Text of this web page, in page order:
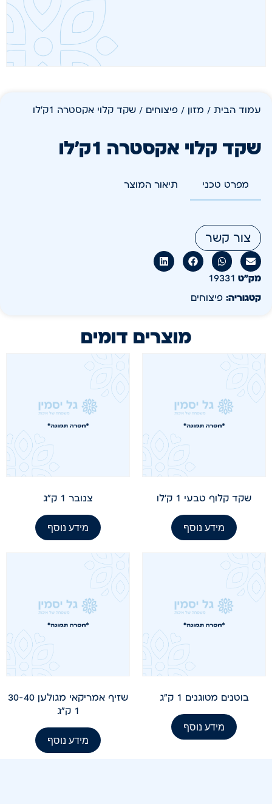
עמוד הבית / מזון / פיצוחים / שקד קלוי אקסטרה 1ק'לו
שקד קלוי אקסטרה 1ק'לו
מפרט טכני תיאור המוצר
צור קשר
מק״ט 19331
קטגוריה: פיצוחים
מוצרים דומים
שקד קלוף טבעי 1 ק'לו
מידע נוסף
צנובר 1 ק"ג
מידע נוסף
בוטנים מטוגנים 1 ק"ג
מידע נוסף
שזיף אמריקאי מגולען 30-40
1 ק"ג
מידע נוסף